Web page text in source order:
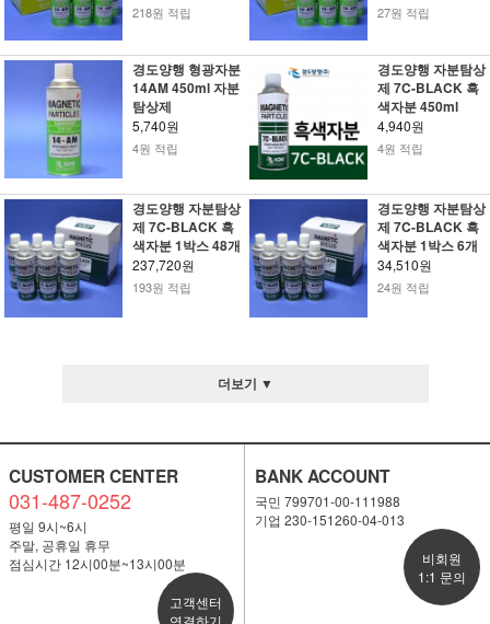
218원 적립 27원 적립
경도양행 형광자분
14AM 450ml 자분
탐상제
5,740원
4원 적립
경도양행 자분탐상
제 7C-BLACK 흑
색자분 450ml
4,940원
4원 적립
경도양행 자분탐상
제 7C-BLACK 흑
색자분 1박스 48개
237,720원
193원 적립
경도양행 자분탐상
제 7C-BLACK 흑
색자분 1박스 6개
34,510원
24원 적립
더보기 ▼
CUSTOMER CENTER
031-487-0252
평일 9시~6시
주말, 공휴일 휴무
점심시간 12시00분~13시00분
고객센터
연결하기
BANK ACCOUNT
국민 799701-00-111988
기업 230-151260-04-013
비회원
1:1 문의